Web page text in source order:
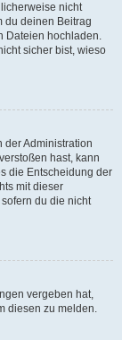
nicht
du deinen Beitrag
Dateien hochladen.
sicher bist, wieso
der Administration
hast, kann
die Entscheidung der
mit dieser
du die nicht
vergeben hat,
diesen zu melden.